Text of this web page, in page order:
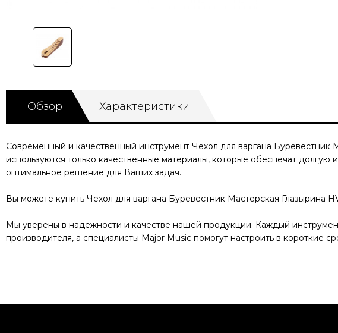
Обзор Характеристики
Современный и качественный инструмент Чехол для варгана Буревестник
используются только качественные материалы, которые обеспечат долгую
оптимальное решение для Ваших задач.
Вы можете купить Чехол для варгана Буревестник Мастерская Глазырина
Мы уверены в надежности и качестве нашей продукции. Каждый
производителя, а специалисты Major Music помогут настроить в короткие